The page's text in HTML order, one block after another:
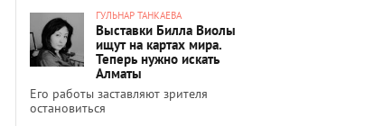
ГУЛЬНАР ТАНКАЕВА
Выставки Билла Виолы
ищут на картах мира.
Теперь нужно искать
Алматы
Его работы заставляют зрителя
остановиться